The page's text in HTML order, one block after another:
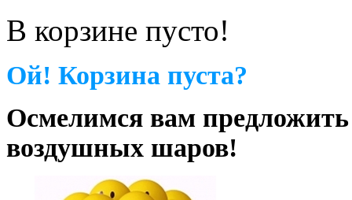
В корзине пусто!
Ой! Корзина пуста?
Осмелимся вам
воздушных шаров!